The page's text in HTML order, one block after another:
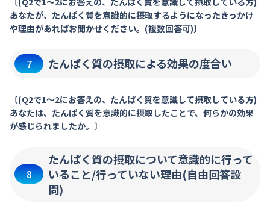
あなたが、たんぱく質を意識的に摂取するようになったきっかけ
や理由があればお聞かせください。(複数回答可)〕
7 たんぱく質の摂取による効果の度合い
〔(Q2で1～2にお答えの、たんぱく質を意識して摂取している方)
あなたは、たんぱく質を意識的に摂取したことで、何らかの効果
が感じられましたか。〕
8
たんぱく質の摂取について意識的に行って
いること/行っていない理由(自由回答設
問)